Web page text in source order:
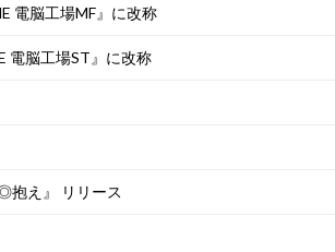
電脳工場MF』に改称
電脳工場ST』に改称
抱え』 リリース